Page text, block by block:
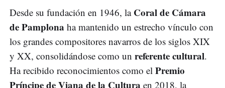
Desde su fundación en 1946, la Coral de Cámara
de Pamplona ha mantenido un estrecho vínculo con
los grandes compositores navarros de los siglos XIX
y XX, consolidándose como un referente cultural.
Ha recibido reconocimientos como el Premio
Príncipe de Viana de la Cultura en 2018, la